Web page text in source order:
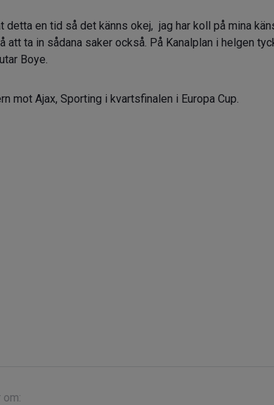
detta en tid så det känns okej, jag har koll på mina
att ta in sådana saker också. På Kanalplan i helgen
Boye.
mot Ajax, Sporting i kvartsfinalen i Europa Cup.
om: